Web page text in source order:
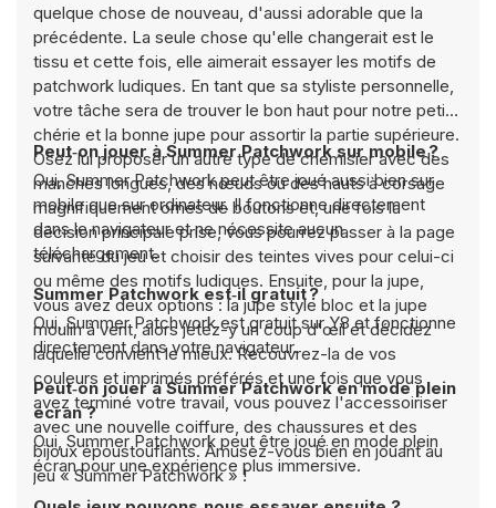
quelque chose de nouveau, d'aussi adorable que la
précédente. La seule chose qu'elle changerait est le
tissu et cette fois, elle aimerait essayer les motifs de
patchwork ludiques. En tant que sa styliste personnelle,
votre tâche sera de trouver le bon haut pour notre petite
chérie et la bonne jupe pour assortir la partie supérieure.
Osez lui proposer un autre type de chemisier avec des
manches longues, des nœuds ou des hauts à corsage
magnifiquement ornés de boutons et, une fois la
décision principale prise, vous pourrez passer à la page
suivante du jeu et choisir des teintes vives pour celui-ci
ou même des motifs ludiques. Ensuite, pour la jupe,
vous avez deux options : la jupe style bloc et la jupe
moulin à vent, alors jetez-y un coup d'œil et décidez
laquelle convient le mieux. Recouvrez-la de vos
couleurs et imprimés préférés et une fois que vous
avez terminé votre travail, vous pouvez l'accessoiriser
avec une nouvelle coiffure, des chaussures et des
bijoux époustouflants. Amusez-vous bien en jouant au
jeu « Summer Patchwork » !
Peut‑on jouer à Summer Patchwork sur mobile ?
Oui, Summer Patchwork peut être joué aussi bien sur
mobile que sur ordinateur. Il fonctionne directement
dans le navigateur et ne nécessite aucun
téléchargement.
Summer Patchwork est‑il gratuit ?
Oui, Summer Patchwork est gratuit sur Y8 et fonctionne
directement dans votre navigateur.
Peut‑on jouer à Summer Patchwork en mode plein
écran ?
Oui, Summer Patchwork peut être joué en mode plein
écran pour une expérience plus immersive.